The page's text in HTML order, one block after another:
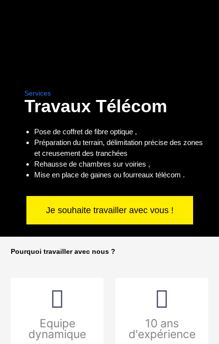
Services
Travaux Télécom
Pose de coffret de fibre optique ,
Préparation du terrain, délimitation précise des zones
et creusement des tranchées
Rehausse de chambres sur voiries ,
Mise en place de gaines ou fourreaux télécom .
Je souhaite travailler avec vous !
Pourquoi travailler avec nous ?
Equipe
dynamique
10 ans
d'expérience